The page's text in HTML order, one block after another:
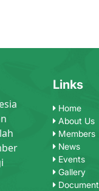
Links
Home
About Us
Members
News
Events
Gallery
Document